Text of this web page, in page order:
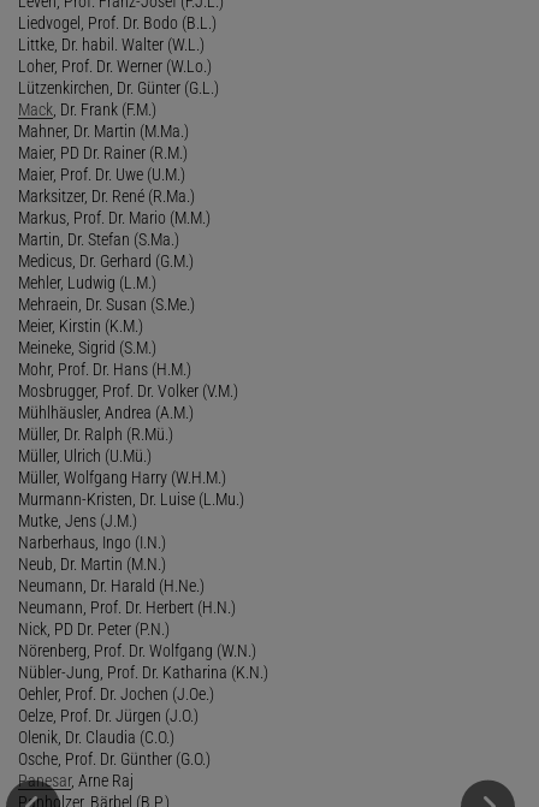
Liedvogel, Prof. Dr. Bodo (B.L.)
Littke, Dr. habil. Walter (W.L.)
Loher, Prof. Dr. Werner (W.Lo.)
Lützenkirchen, Dr. Günter (G.L.)
Mack , Dr. Frank (F.M.)
Mahner, Dr. Martin (M.Ma.)
Maier, PD Dr. Rainer (R.M.)
Maier, Prof. Dr. Uwe (U.M.)
Marksitzer, Dr. René (R.Ma.)
Markus, Prof. Dr. Mario (M.M.)
Martin, Dr. Stefan (S.Ma.)
Medicus, Dr. Gerhard (G.M.)
Mehler, Ludwig (L.M.)
Mehraein, Dr. Susan (S.Me.)
Meier, Kirstin (K.M.)
Meineke, Sigrid (S.M.)
Mohr, Prof. Dr. Hans (H.M.)
Mosbrugger, Prof. Dr. Volker (V.M.)
Mühlhäusler, Andrea (A.M.)
Müller, Dr. Ralph (R.Mü.)
Müller, Ulrich (U.Mü.)
Müller, Wolfgang Harry (W.H.M.)
Murmann-Kristen, Dr. Luise (L.Mu.)
Mutke, Jens (J.M.)
Narberhaus, Ingo (I.N.)
Neub, Dr. Martin (M.N.)
Neumann, Dr. Harald (H.Ne.)
Neumann, Prof. Dr. Herbert (H.N.)
Nick, PD Dr. Peter (P.N.)
Nörenberg, Prof. Dr. Wolfgang (W.N.)
Nübler-Jung, Prof. Dr. Katharina (K.N.)
Oehler, Prof. Dr. Jochen (J.Oe.)
Oelze, Prof. Dr. Jürgen (J.O.)
Olenik, Dr. Claudia (C.O.)
Osche, Prof. Dr. Günther (G.O.)
Panesar, Arne Raj
Panholzer, Bärbel (B.P.)